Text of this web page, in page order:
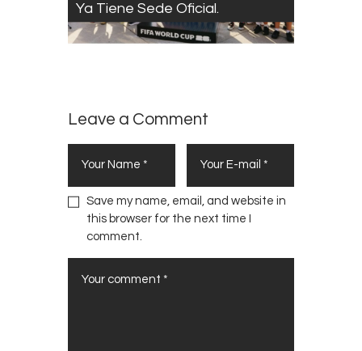
Ya Tiene Sede Oficial.
Leave a Comment
Save my name, email, and website in
this browser for the next time I
comment.